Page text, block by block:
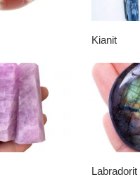
Kianit
Labradorit